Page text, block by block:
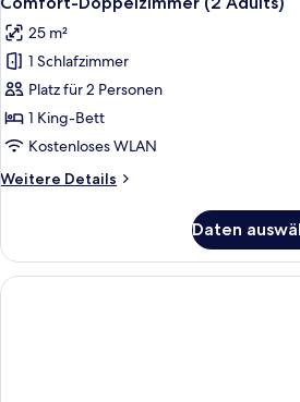
25 m²
1 Schlafzimmer
Platz für 2 Personen
1 King-Bett
Kostenloses WLAN
Weitere Details
Weitere
Doppelzimmer
(2
Adults)
Daten